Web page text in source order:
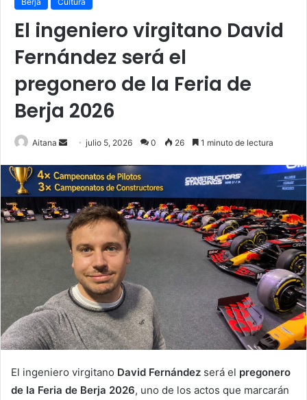
El ingeniero virgitano David
Fernández será el
pregonero de la Feria de
Berja 2026
Aitana
Send
email
julio 5, 2026 0 26 1 minuto de lectura
El ingeniero virgitano David Fernández será el pregonero
de la Feria de Berja 2026, uno de los actos que marcarán